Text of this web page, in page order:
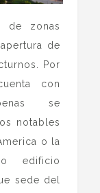
de zonas
de
Por
con
se
notables
o la
edificio
sede del